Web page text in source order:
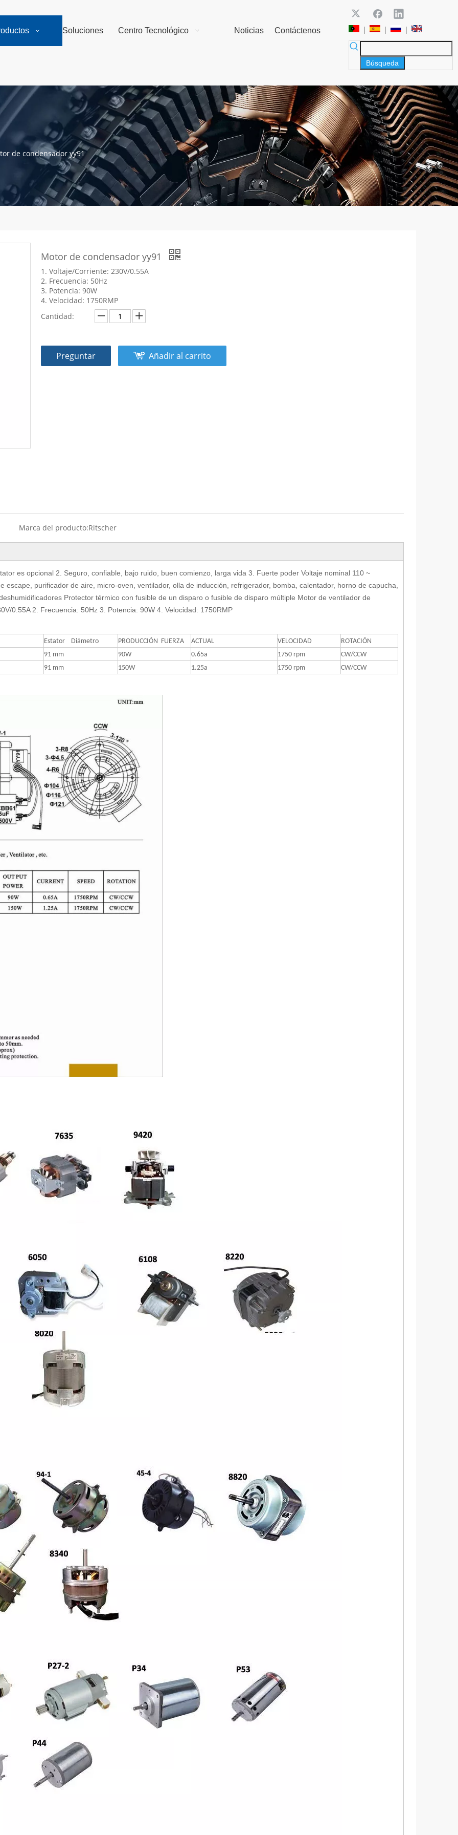
Soluciones Centro Tecnológico Noticias Contáctenos | | |
Búsqueda
de condensador yy91
Motor de condensador yy91
1. Voltaje/Corriente: 230V/0.55A
2. Frecuencia: 50Hz
3. Potencia: 90W
4. Velocidad: 1750RMP
Cantidad:
Preguntar Añadir al carrito
Marca del producto:Ritscher
es opcional 2. Seguro, confiable, bajo ruido, buen comienzo, larga vida 3. Fuerte poder Voltaje nominal 110 ~
escape, purificador de aire, micro-oven, ventilador, olla de inducción, refrigerador, bomba, calentador, horno de capucha,
Protector térmico con fusible de un disparo o fusible de disparo múltiple Motor de ventilador de
0.55A 2. Frecuencia: 50Hz 3. Potencia: 90W 4. Velocidad: 1750RMP
Estator Diámetro PRODUCCIÓN FUERZA ACTUAL VELOCIDAD
ROTACIÓN
91 mm 90W 0.65a 1750 rpm
CW/CCW
91 mm 150W 1.25a 1750 rpm CW/CCW